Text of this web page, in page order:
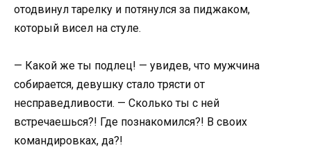
отодвинул тарелку и потянулся за пиджаком,
который висел на стуле.
— Какой же ты подлец! — увидев, что мужчина
собирается, девушку стало трясти от
несправедливости. — Сколько ты с ней
встречаешься?! Где познакомился?! В своих
командировках, да?!